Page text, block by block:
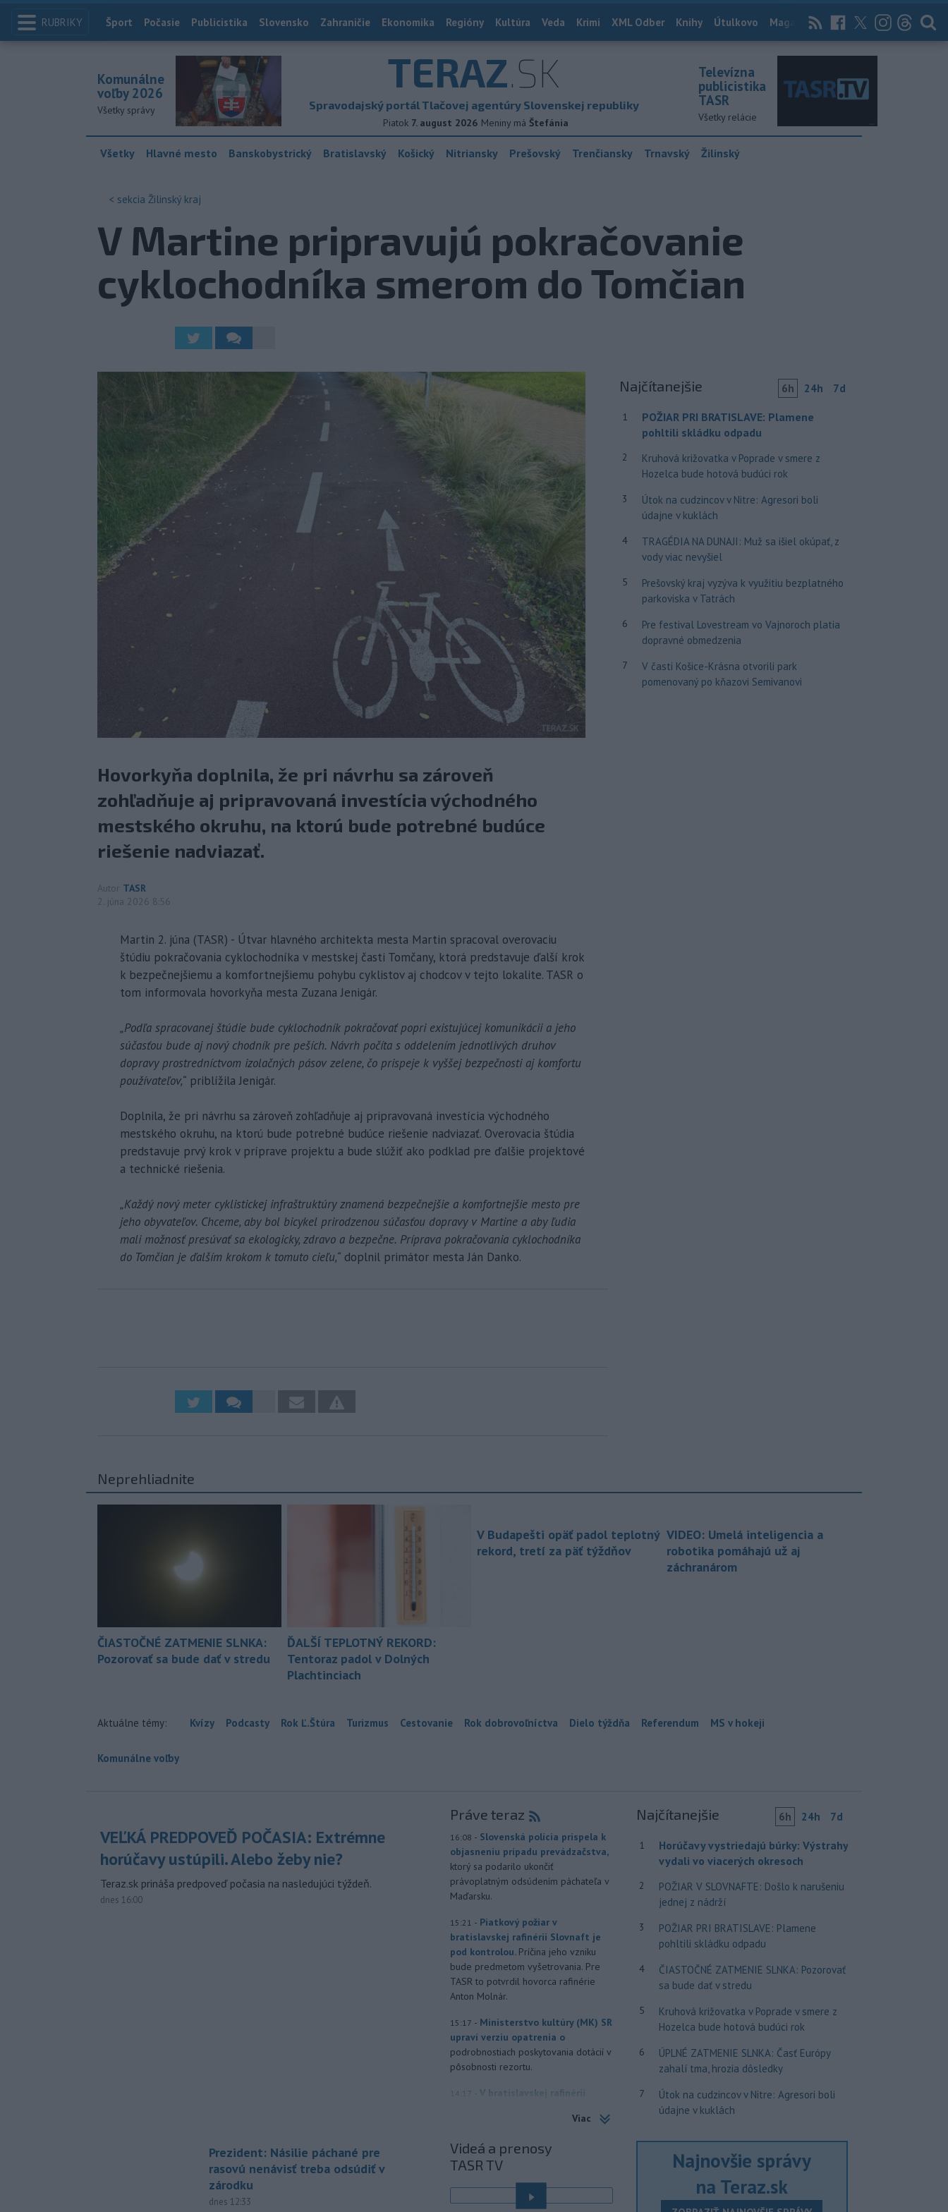
RUBRIKY Index
Šport Počasie Publicistika Slovensko Zahraničie Ekonomika Regióny Kultúra Veda Krimi XML Odber Knihy Útulkovo Magazín News Now Archív
TERAZ.SK
Spravodajský portál Tlačovej agentúry Slovenskej republiky
Piatok 7. august 2026 Meniny má Štefánia
Komunálne
voľby 2026
Všetky správy
Televízna
publicistika
TASR
Všetky relácie
Všetky Hlavné mesto Banskobystrický Bratislavský Košický Nitriansky Prešovský Trenčiansky Trnavský Žilinský
< sekcia Žilinský kraj
V Martine pripravujú pokračovanie
cyklochodníka smerom do Tomčian
Hovorkyňa doplnila, že pri návrhu sa zároveň
zohľadňuje aj pripravovaná investícia východného
mestského okruhu, na ktorú bude potrebné budúce
riešenie nadviazať.
Autor TASR
2. júna 2026 8:56
Martin 2. júna (TASR) - Útvar hlavného architekta mesta Martin spracoval overovaciu
štúdiu pokračovania cyklochodníka v mestskej časti Tomčany, ktorá predstavuje ďalší krok
k bezpečnejšiemu a komfortnejšiemu pohybu cyklistov aj chodcov v tejto lokalite. TASR o
tom informovala hovorkyňa mesta Zuzana Jenigár.
„Podľa spracovanej štúdie bude cyklochodník pokračovať popri existujúcej komunikácii a jeho
súčasťou bude aj nový chodník pre peších. Návrh počíta s oddelením jednotlivých druhov
dopravy prostredníctvom izolačných pásov zelene, čo prispeje k vyššej bezpečnosti aj komfortu
používateľov,“ priblížila Jenigár.
Doplnila, že pri návrhu sa zároveň zohľadňuje aj pripravovaná investícia východného
mestského okruhu, na ktorú bude potrebné budúce riešenie nadviazať. Overovacia štúdia
predstavuje prvý krok v príprave projektu a bude slúžiť ako podklad pre ďalšie projektové
a technické riešenia.
„Každý nový meter cyklistickej infraštruktúry znamená bezpečnejšie a komfortnejšie mesto pre
jeho obyvateľov. Chceme, aby bol bicykel prirodzenou súčasťou dopravy v Martine a aby ľudia
mali možnosť presúvať sa ekologicky, zdravo a bezpečne. Príprava pokračovania cyklochodníka
do Tomčian je ďalším krokom k tomuto cieľu,“ doplnil primátor mesta Ján Danko.
Najčítanejšie 6h 24h 7d
1
POŽIAR PRI BRATISLAVE: Plamene
pohltili skládku odpadu
2
Kruhová križovatka v Poprade v smere z
Hozelca bude hotová budúci rok
3
Útok na cudzincov v Nitre: Agresori boli
údajne v kuklách
4
TRAGÉDIA NA DUNAJI: Muž sa išiel okúpať, z
vody viac nevyšiel
5
Prešovský kraj vyzýva k využitiu bezplatného
parkoviska v Tatrách
6
Pre festival Lovestream vo Vajnoroch platia
dopravné obmedzenia
7
V časti Košice-Krásna otvorili park
pomenovaný po kňazovi Semivanovi
Neprehliadnite
ČIASTOČNÉ ZATMENIE SLNKA:
Pozorovať sa bude dať v stredu
ĎALŠÍ TEPLOTNÝ REKORD:
Tentoraz padol v Dolných
Plachtinciach
V Budapešti opäť padol teplotný
rekord, tretí za päť týždňov
VIDEO: Umelá inteligencia a
robotika pomáhajú už aj
záchranárom
Aktuálne témy: Kvízy Podcasty Rok Ľ.Štúra Turizmus Cestovanie Rok dobrovoľníctva Dielo týždňa Referendum MS v hokeji
Komunálne voľby
VEĽKÁ PREDPOVEĎ POČASIA: Extrémne
horúčavy ustúpili. Alebo žeby nie?
Teraz.sk prináša predpoveď počasia na nasledujúci týždeň.
dnes 16:00
Prezident: Násilie páchané pre
rasovú nenávisť treba odsúdiť v
zárodku
dnes 12:33
Práve teraz
16:08 - Slovenská polícia prispela k
objasneniu prípadu prevádzačstva,
ktorý sa podarilo ukončiť
právoplatným odsúdením páchateľa v
Maďarsku.
15:21 - Piatkový požiar v
bratislavskej rafinérii Slovnaft je
pod kontrolou. Príčina jeho vzniku
bude predmetom vyšetrovania. Pre
TASR to potvrdil hovorca rafinérie
Anton Molnár.
15:17 - Ministerstvo kultúry (MK) SR
upraví verziu opatrenia o
podrobnostiach poskytovania dotácií v
pôsobnosti rezortu.
V bratislavskej rafinérii
TASR o tom informovala
nebezpečenstvo.
na festivale môže byť vyššia
hluku. Je preto dobré držať sa
Viac
Videá a prenosy
TASR TV
Najčítanejšie 6h 24h 7d
1
Horúčavy vystriedajú búrky: Výstrahy
vydali vo viacerých okresoch
2
POŽIAR V SLOVNAFTE: Došlo k narušeniu
jednej z nádrží
3
POŽIAR PRI BRATISLAVE: Plamene
pohltili skládku odpadu
4
ČIASTOČNÉ ZATMENIE SLNKA: Pozorovať
sa bude dať v stredu
5
Kruhová križovatka v Poprade v smere z
Hozelca bude hotová budúci rok
6
ÚPLNÉ ZATMENIE SLNKA: Časť Európy
zahalí tma, hrozia dôsledky
7
Útok na cudzincov v Nitre: Agresori boli
údajne v kuklách
Najnovšie správy
na Teraz.sk